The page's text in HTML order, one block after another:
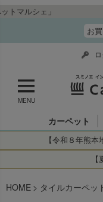
お
MENU
カーペット
【令和８年熊本
令和8年熊本地震に
お見舞い申し上げま
当店は は2026年8月11
HOME タイルカーペッ